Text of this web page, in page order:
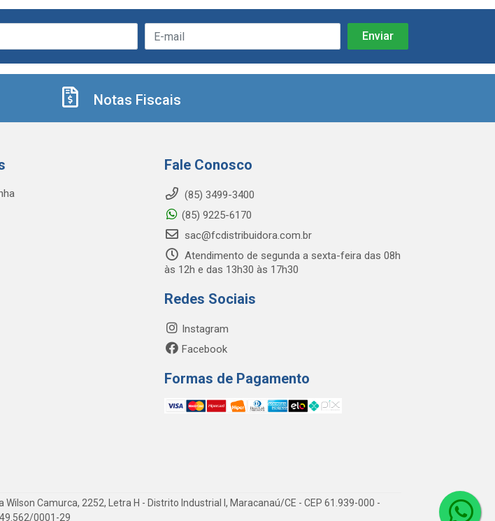
Notas Fiscais
Fale Conosco
(85) 3499-3400
(85) 9225-6170
sac@fcdistribuidora.com.br
Atendimento de segunda a sexta-feira das 08h
às 12h e das 13h30 às 17h30
Redes Sociais
Instagram
Facebook
Formas de Pagamento
Camurca, 2252, Letra H - Distrito Industrial I, Maracanaú/CE - CEP 61.939-000 -
0001-29